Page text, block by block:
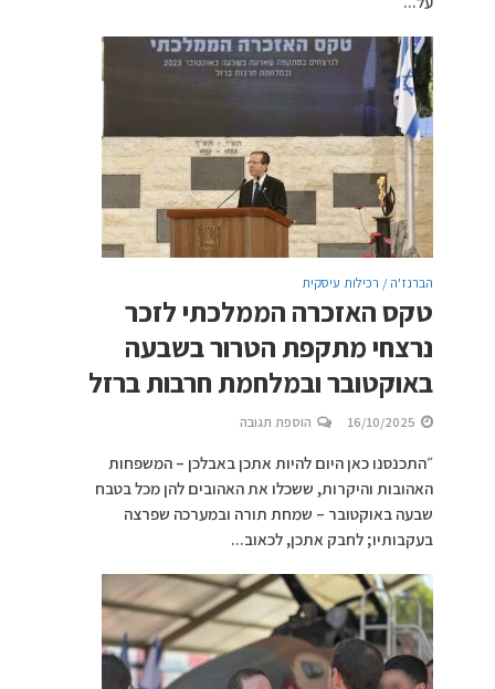
הברנז'ה / רכילות עיסקית
טקס האזכרה הממלכתי לזכר
נרצחי מתקפת הטרור בשבעה
באוקטובר ובמלחמת חרבות ברזל
16/10/2025 הוספת תגובה
״התכנסנו כאן היום להיות אתכן באבלכן – המשפחות
האהובות והיקרות, ששכלו את האהובים להן מכל בטבח
שבעה באוקטובר – שמחת תורה ובמערכה שפרצה
בעקבותיו; לחבק אתכן, לכאוב...